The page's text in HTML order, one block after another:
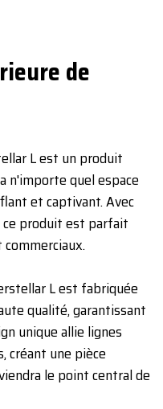
de
L est un produit
n'importe quel espace
et captivant. Avec
ce produit est parfait
L est fabriquée
qualité, garantissant
unique allie lignes
créant une pièce
le point central de